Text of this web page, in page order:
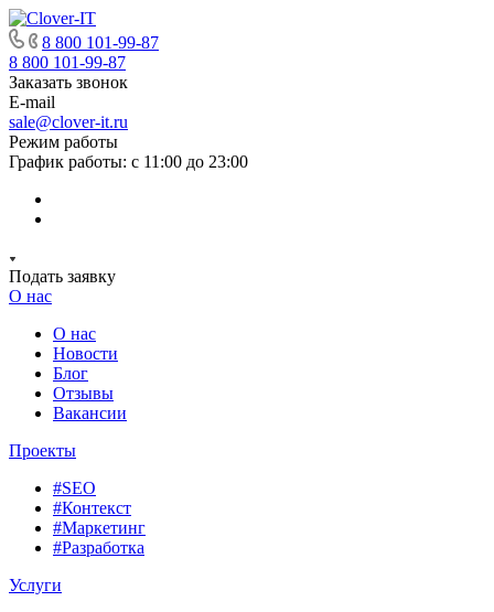
8 800 101-99-87
8 800 101-99-87
Заказать звонок
E-mail
sale@clover-it.ru
Режим работы
График работы: с 11:00 до 23:00
Подать заявку
О нас
О нас
Новости
Блог
Отзывы
Вакансии
Проекты
#SEO
#Контекст
#Маркетинг
#Разработка
Услуги